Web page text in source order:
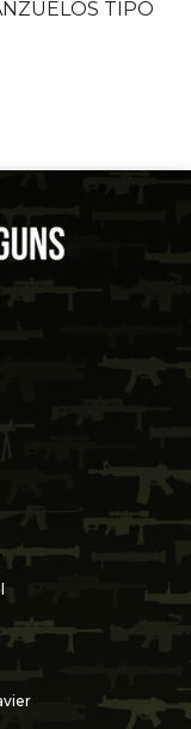
TIPO